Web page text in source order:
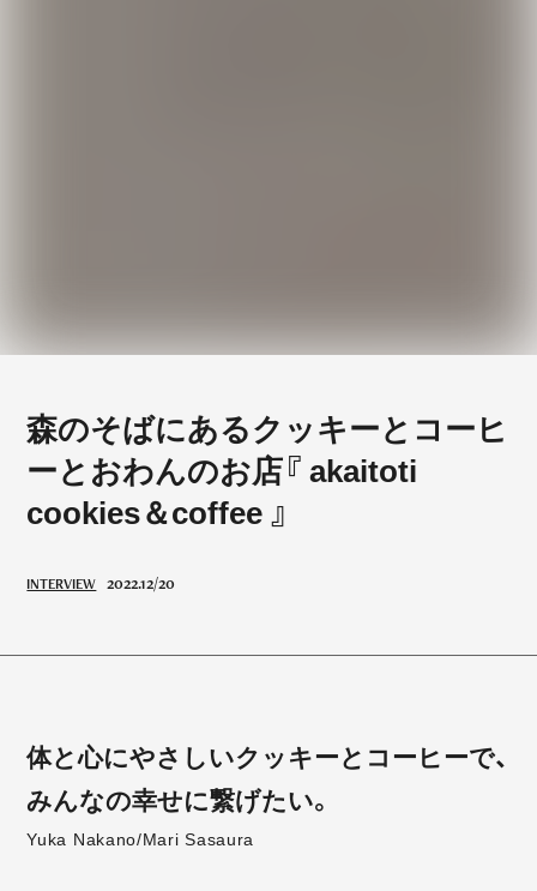
森のそばにあるクッキーとコーヒ
ーとおわんのお店『 akaitoti
cookies＆coffee 』
INTERVIEW 2022.12/20
体と心にやさしいクッキーとコーヒーで、
みんなの幸せに繋げたい。
Yuka Nakano/Mari Sasaura